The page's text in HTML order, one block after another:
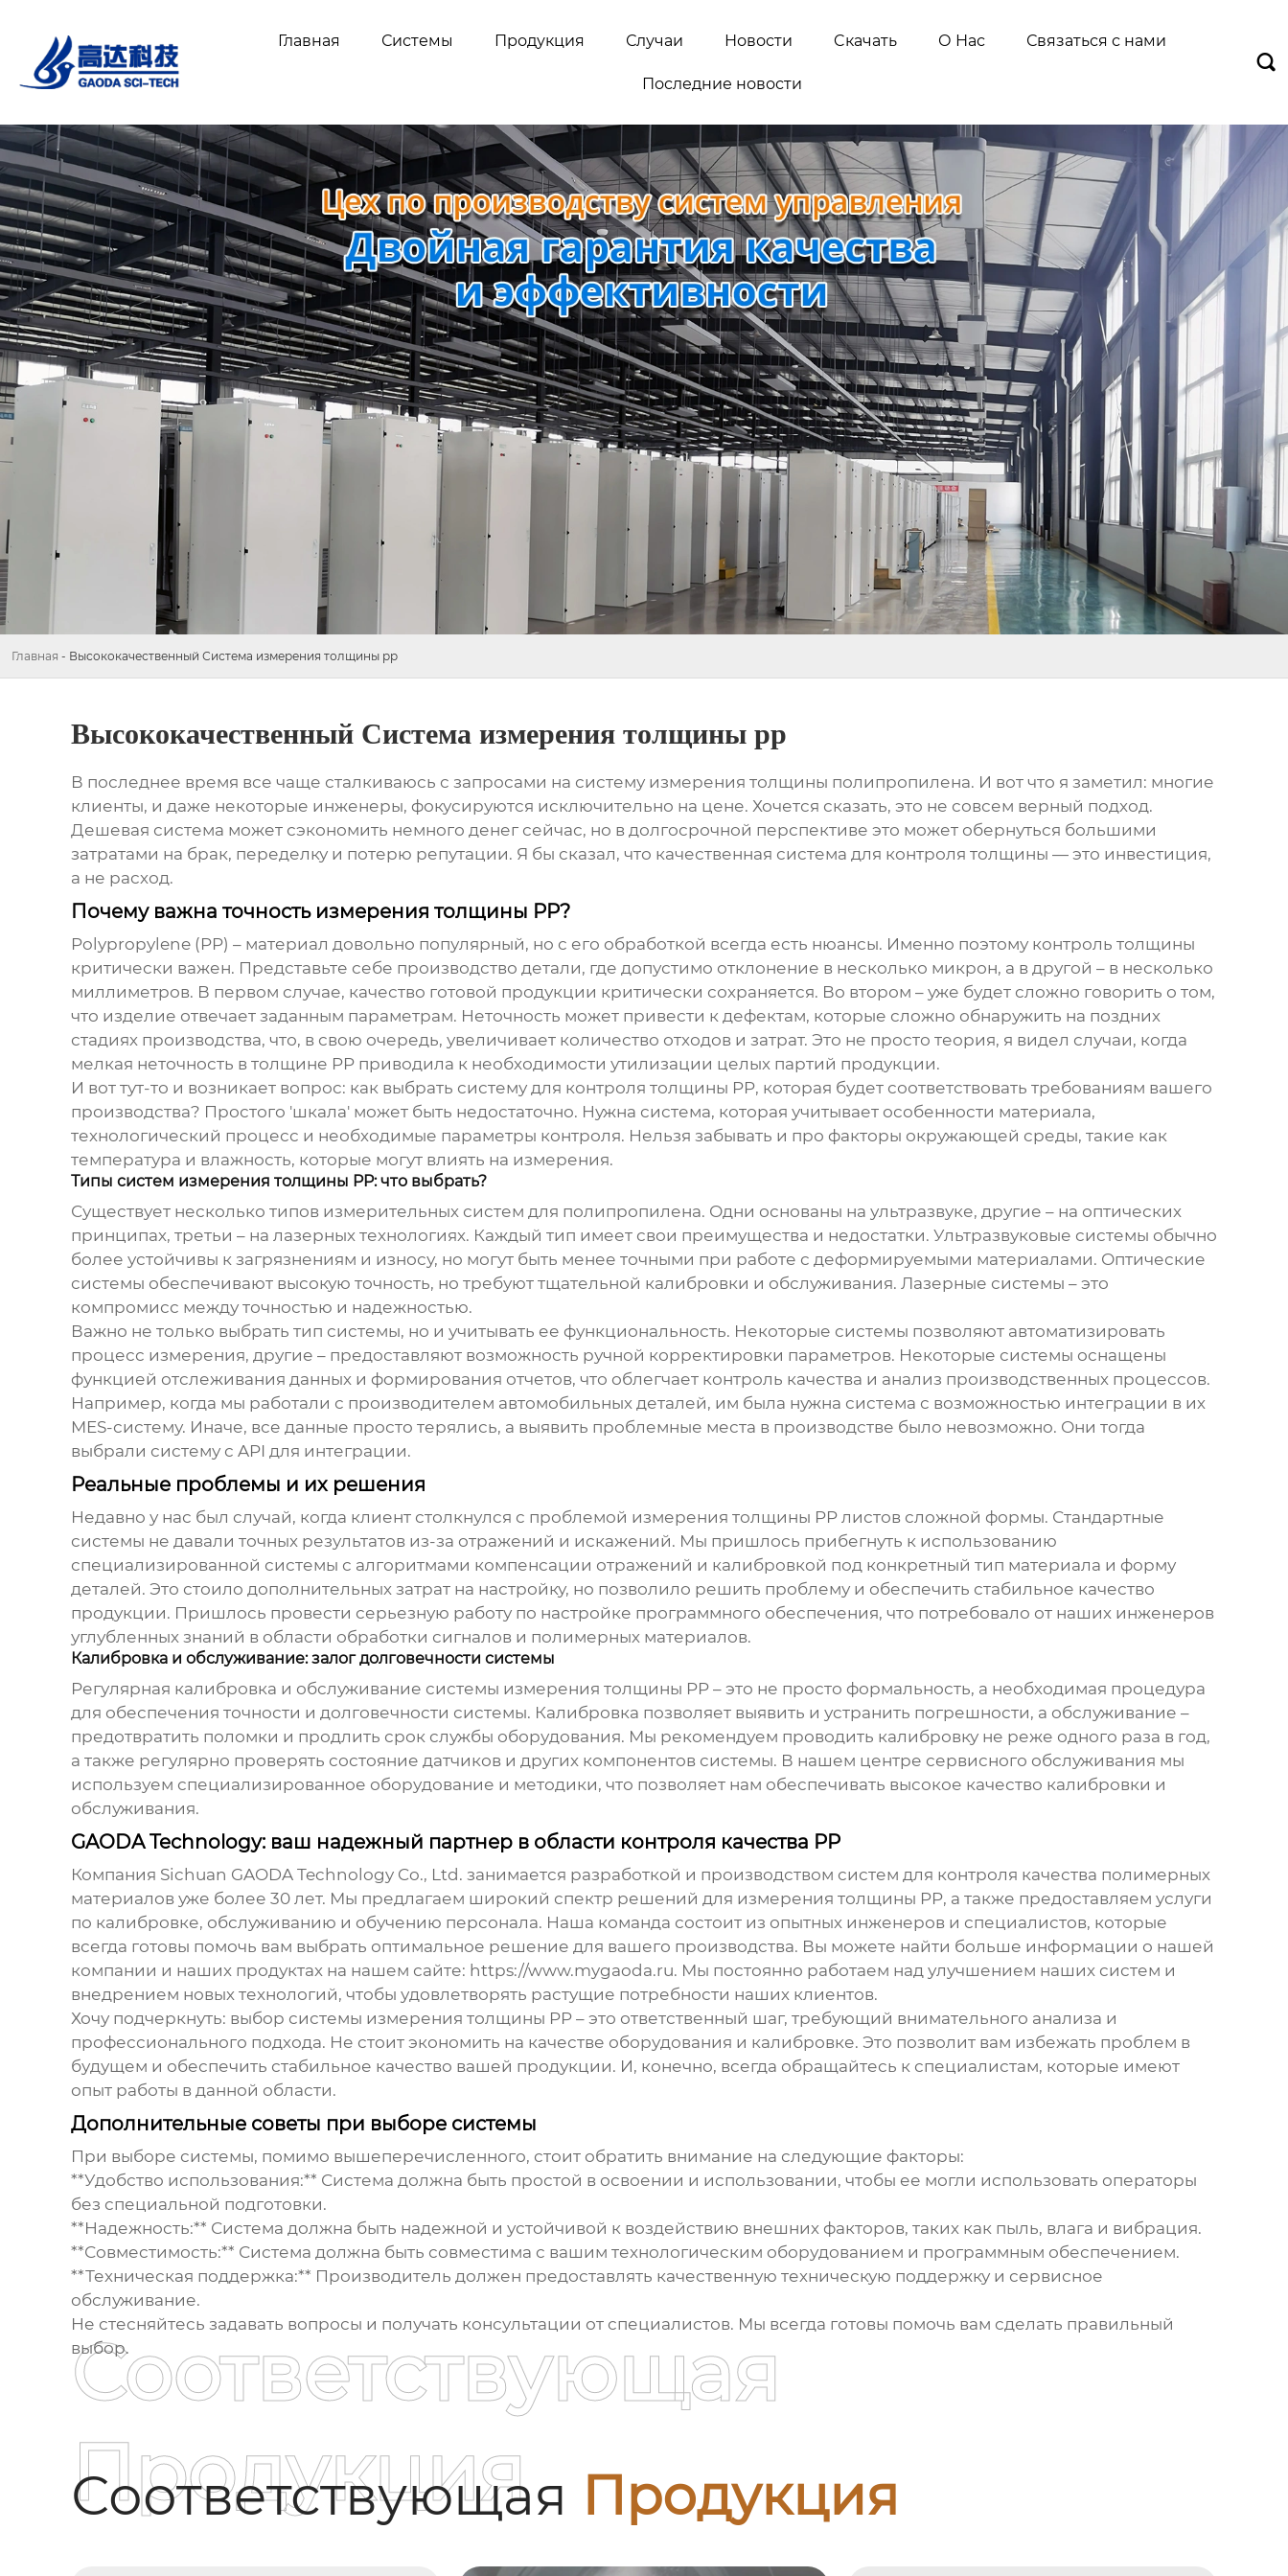
Главная Системы Продукция Случаи Новости Cкачать О Нас Связаться с нами
Последние новости

Главная - Высококачественный Система измерения толщины pp
Высококачественный Система измерения толщины pp
В последнее время все чаще сталкиваюсь с запросами на систему измерения толщины полипропилена. И вот что я заметил: многие
клиенты, и даже некоторые инженеры, фокусируются исключительно на цене. Хочется сказать, это не совсем верный подход.
Дешевая система может сэкономить немного денег сейчас, но в долгосрочной перспективе это может обернуться большими
затратами на брак, переделку и потерю репутации. Я бы сказал, что качественная система для контроля толщины — это инвестиция,
а не расход.
Почему важна точность измерения толщины PP?
Polypropylene (PP) – материал довольно популярный, но с его обработкой всегда есть нюансы. Именно поэтому контроль толщины
критически важен. Представьте себе производство детали, где допустимо отклонение в несколько микрон, а в другой – в несколько
миллиметров. В первом случае, качество готовой продукции критически сохраняется. Во втором – уже будет сложно говорить о том,
что изделие отвечает заданным параметрам. Неточность может привести к дефектам, которые сложно обнаружить на поздних
стадиях производства, что, в свою очередь, увеличивает количество отходов и затрат. Это не просто теория, я видел случаи, когда
мелкая неточность в толщине PP приводила к необходимости утилизации целых партий продукции.
И вот тут-то и возникает вопрос: как выбрать систему для контроля толщины PP, которая будет соответствовать требованиям вашего
производства? Простого 'шкала' может быть недостаточно. Нужна система, которая учитывает особенности материала,
технологический процесс и необходимые параметры контроля. Нельзя забывать и про факторы окружающей среды, такие как
температура и влажность, которые могут влиять на измерения.
Типы систем измерения толщины PP: что выбрать?
Существует несколько типов измерительных систем для полипропилена. Одни основаны на ультразвуке, другие – на оптических
принципах, третьи – на лазерных технологиях. Каждый тип имеет свои преимущества и недостатки. Ультразвуковые системы обычно
более устойчивы к загрязнениям и износу, но могут быть менее точными при работе с деформируемыми материалами. Оптические
системы обеспечивают высокую точность, но требуют тщательной калибровки и обслуживания. Лазерные системы – это
компромисс между точностью и надежностью.
Важно не только выбрать тип системы, но и учитывать ее функциональность. Некоторые системы позволяют автоматизировать
процесс измерения, другие – предоставляют возможность ручной корректировки параметров. Некоторые системы оснащены
функцией отслеживания данных и формирования отчетов, что облегчает контроль качества и анализ производственных процессов.
Например, когда мы работали с производителем автомобильных деталей, им была нужна система с возможностью интеграции в их
MES-систему. Иначе, все данные просто терялись, а выявить проблемные места в производстве было невозможно. Они тогда
выбрали систему с API для интеграции.
Реальные проблемы и их решения
Недавно у нас был случай, когда клиент столкнулся с проблемой измерения толщины PP листов сложной формы. Стандартные
системы не давали точных результатов из-за отражений и искажений. Мы пришлось прибегнуть к использованию
специализированной системы с алгоритмами компенсации отражений и калибровкой под конкретный тип материала и форму
деталей. Это стоило дополнительных затрат на настройку, но позволило решить проблему и обеспечить стабильное качество
продукции. Пришлось провести серьезную работу по настройке программного обеспечения, что потребовало от наших инженеров
углубленных знаний в области обработки сигналов и полимерных материалов.
Калибровка и обслуживание: залог долговечности системы
Регулярная калибровка и обслуживание системы измерения толщины PP– это не просто формальность, а необходимая процедура
для обеспечения точности и долговечности системы. Калибровка позволяет выявить и устранить погрешности, а обслуживание –
предотвратить поломки и продлить срок службы оборудования. Мы рекомендуем проводить калибровку не реже одного раза в год,
а также регулярно проверять состояние датчиков и других компонентов системы. В нашем центре сервисного обслуживания мы
используем специализированное оборудование и методики, что позволяет нам обеспечивать высокое качество калибровки и
обслуживания.
GAODA Technology: ваш надежный партнер в области контроля качества PP
Компания Sichuan GAODA Technology Co., Ltd. занимается разработкой и производством систем для контроля качества полимерных
материалов уже более 30 лет. Мы предлагаем широкий спектр решений для измерения толщины PP, а также предоставляем услуги
по калибровке, обслуживанию и обучению персонала. Наша команда состоит из опытных инженеров и специалистов, которые
всегда готовы помочь вам выбрать оптимальное решение для вашего производства. Вы можете найти больше информации о нашей
компании и наших продуктах на нашем сайте: https://www.mygaoda.ru. Мы постоянно работаем над улучшением наших систем и
внедрением новых технологий, чтобы удовлетворять растущие потребности наших клиентов.
Хочу подчеркнуть: выбор системы измерения толщины PP– это ответственный шаг, требующий внимательного анализа и
профессионального подхода. Не стоит экономить на качестве оборудования и калибровке. Это позволит вам избежать проблем в
будущем и обеспечить стабильное качество вашей продукции. И, конечно, всегда обращайтесь к специалистам, которые имеют
опыт работы в данной области.
Дополнительные советы при выборе системы
При выборе системы, помимо вышеперечисленного, стоит обратить внимание на следующие факторы:
**Удобство использования:** Система должна быть простой в освоении и использовании, чтобы ее могли использовать операторы
без специальной подготовки.
**Надежность:** Система должна быть надежной и устойчивой к воздействию внешних факторов, таких как пыль, влага и вибрация.
**Совместимость:** Система должна быть совместима с вашим технологическим оборудованием и программным обеспечением.
**Техническая поддержка:** Производитель должен предоставлять качественную техническую поддержку и сервисное
обслуживание.
Не стесняйтесь задавать вопросы и получать консультации от специалистов. Мы всегда готовы помочь вам сделать правильный
выбор.
Соответствующая Продукция
Соответствующая
Продукция